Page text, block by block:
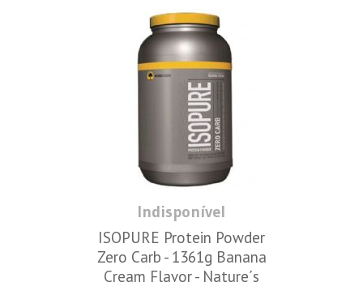
Indisponível
ISOPURE Protein Powder
Zero Carb - 1361g Banana
Cream Flavor - Nature´s